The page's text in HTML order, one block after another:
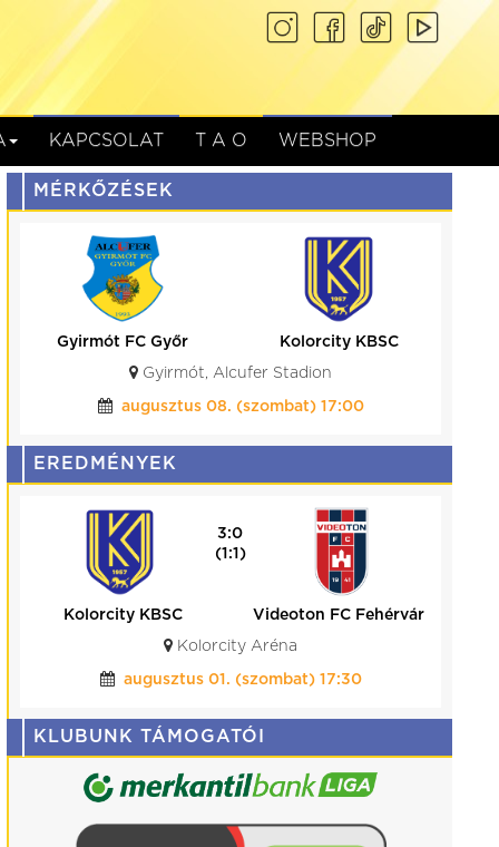
KAPCSOLAT T A O WEBSHOP
MÉRKŐZÉSEK
Gyirmót FC Győr
Kolorcity KBSC
Gyirmót, Alcufer Stadion
augusztus 08. (szombat) 17:00
EREDMÉNYEK
3:0
(1:1)
Kolorcity KBSC
Videoton FC Fehérvár
Kolorcity Aréna
augusztus 01. (szombat) 17:30
KLUBUNK TÁMOGATÓI